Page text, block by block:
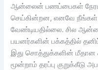
ஆன்லைன் பணப்பைகள்
செய்கின்றன, எனவே நீங்கள்
வேண்டியதில்லை. சில
பயனர்களின் பக்கத்தில்
இது சொத்துக்களின் மீதான
மூன்றாம் தரப்பு குறுக்கீடு